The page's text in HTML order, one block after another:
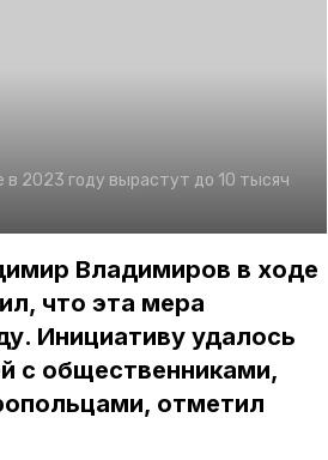
2023 году вырастут до 10 тысяч
Владимиров в ходе
что эта мера
Инициативу удалось
с общественниками,
отметил